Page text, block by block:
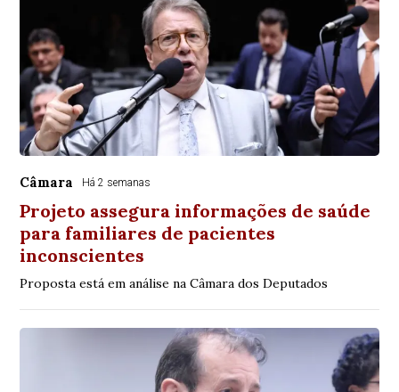
Câmara Há 2 semanas
Projeto assegura informações de saúde
para familiares de pacientes
inconscientes
Proposta está em análise na Câmara dos Deputados